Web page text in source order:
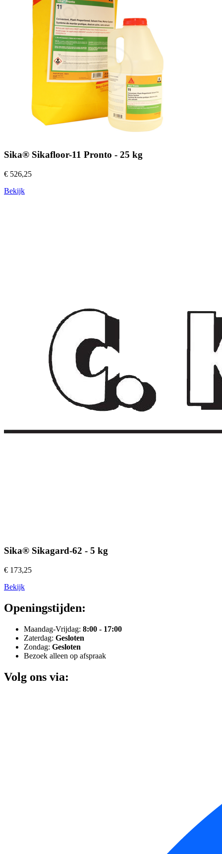
Sika® Sikafloor-11 Pronto - 25 kg
€ 526,25
Bekijk
Sika® Sikagard-62 - 5 kg
€ 173,25
Bekijk
Openingstijden:
Maandag-Vrijdag: 8:00 - 17:00
Zaterdag: Gesloten
Zondag: Gesloten
Bezoek alleen op afspraak
Volg ons via: